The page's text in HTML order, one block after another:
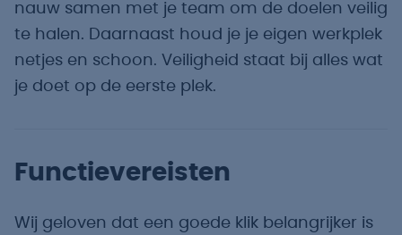
nauw samen met je team om de doelen veilig
te halen. Daarnaast houd je je eigen werkplek
netjes en schoon. Veiligheid staat bij alles wat
je doet op de eerste plek.
Functievereisten
Wij geloven dat een goede klik belangrijker is